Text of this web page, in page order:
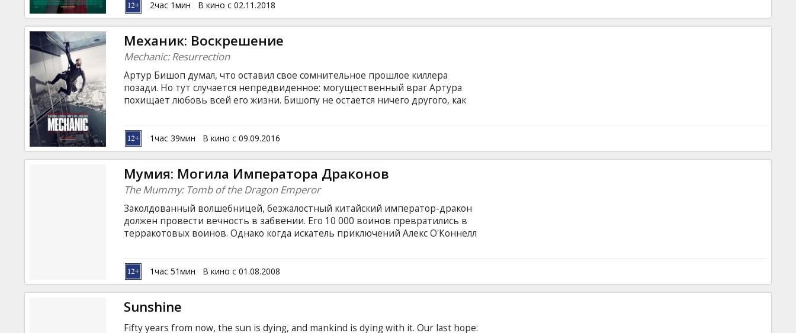
2час 1мин В кино с 02.11.2018
Механик: Воскрешение
Mechanic: Resurrection
Артур Бишоп думал, что оставил свое сомнительное прошлое киллера
позади. Но тут случается непредвиденное: могущественный враг Артура
похищает любовь всей его жизни. Бишопу не остается ничего другого, как
придется в своем фирменном стиле – они будут выглядеть как несчастные
случаи... Фильм на английском языке с субтитрами на латышском и русском
языках.
1час 39мин В кино с 09.09.2016
Мумия: Могила Императора Драконов
The Mummy: Tomb of the Dragon Emperor
Заколдованный волшебницей, безжалостный китайский император-дракон
должен провести вечность в забвении. Его 10 000 воинов превратились в
терракотовых воинов. Однако когда искатель приключений Алекс О'Коннелл
помощи у единственных людей, которые знают, как справиться с
воскресшими мертвецами: у своих родителей. Монарх возвращается к
жизни, и наши герои понимают, что его сила за эту тысячу лет только
увеличилась. Мумия готова поднять всю Азию в борьбе за мировое
господство...
1час 51мин В кино с 01.08.2008
Sunshine
Fifty years from now, the sun is dying, and mankind is dying with it. Our last hope: